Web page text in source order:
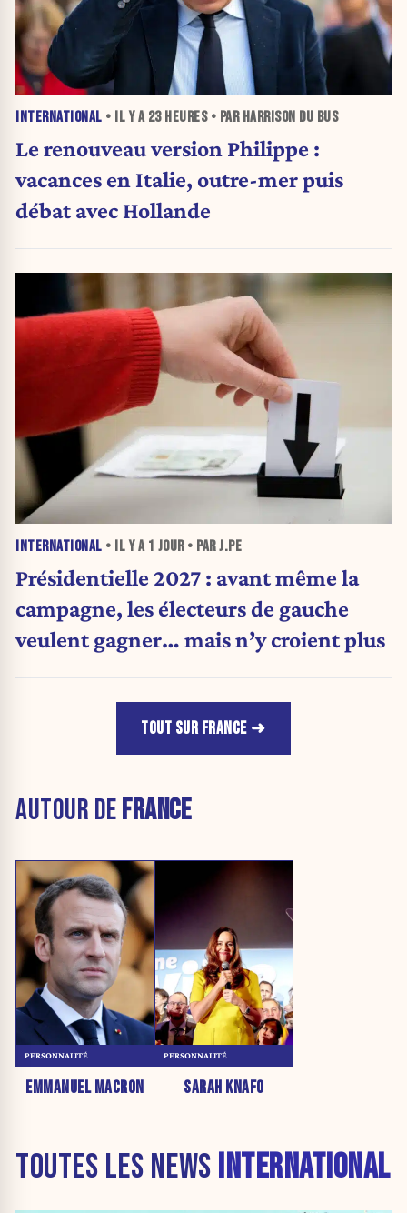
INTERNATIONAL • IL Y A 23 HEURES• PAR HARRISON DU BUS
Le renouveau version Philippe :
vacances en Italie, outre-mer puis
débat avec Hollande
INTERNATIONAL • IL Y A 1 JOUR• PAR J.PE
Présidentielle 2027 : avant même la
campagne, les électeurs de gauche
veulent gagner… mais n’y croient plus
TOUT SUR FRANCE
AUTOUR DEFRANCE
EMMANUEL MACRON
PERSONNALITÉ
SARAH KNAFO
PERSONNALITÉ
TOUTES LES NEWS INTERNATIONAL